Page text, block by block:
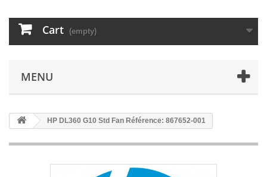
Cart (empty)
MENU
HP DL360 G10 Std Fan Référence: 867652-001